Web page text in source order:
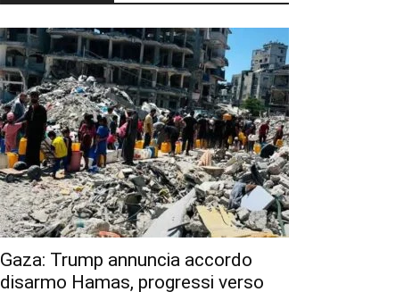
Gaza: Trump annuncia accordo
disarmo Hamas, progressi verso